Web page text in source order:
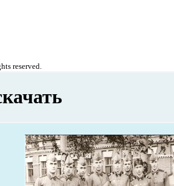
reserved.